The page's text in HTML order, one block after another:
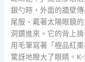
銀勺時，外面的牆壁
尾服、戴著太陽眼鏡
洞鑽進來。它的背上
用毛筆寫著「極品紅
驚訝地瞪大了眼睛。